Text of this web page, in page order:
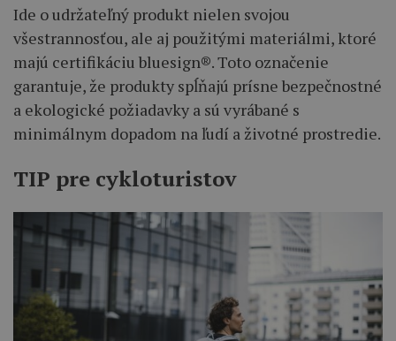
Ide o udržateľný produkt nielen svojou
všestrannosťou, ale aj použitými materiálmi, ktoré
majú certifikáciu bluesign®. Toto označenie
garantuje, že produkty spĺňajú prísne bezpečnostné
a ekologické požiadavky a sú vyrábané s
minimálnym dopadom na ľudí a životné prostredie.
TIP pre cykloturistov